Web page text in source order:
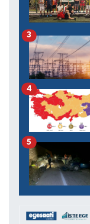
3
4
5